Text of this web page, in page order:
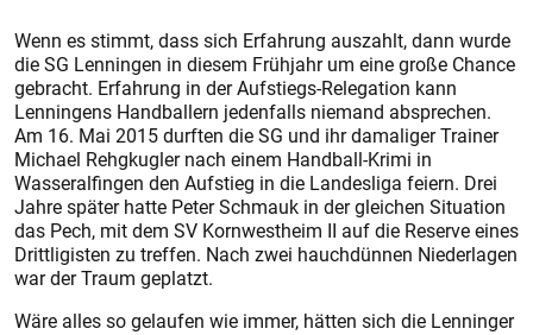
Wenn es stimmt, dass sich Erfahrung auszahlt, dann wurde
die SG Lenningen in diesem Frühjahr um eine große Chance
gebracht. Erfahrung in der Aufstiegs-Relegation kann
Lenningens Handballern jedenfalls niemand absprechen.
Am 16. Mai 2015 durften die SG und ihr damaliger Trainer
Michael Rehgkugler nach einem Handball-Krimi in
Wasseralfingen den Aufstieg in die Landesliga feiern. Drei
Jahre später hatte Peter Schmauk in der gleichen Situation
das Pech, mit dem SV Kornwestheim II auf die Reserve eines
Drittligisten zu treffen. Nach zwei hauchdünnen Niederlagen
war der Traum geplatzt.
Wäre alles so gelaufen wie immer, hätten sich die Lenninger